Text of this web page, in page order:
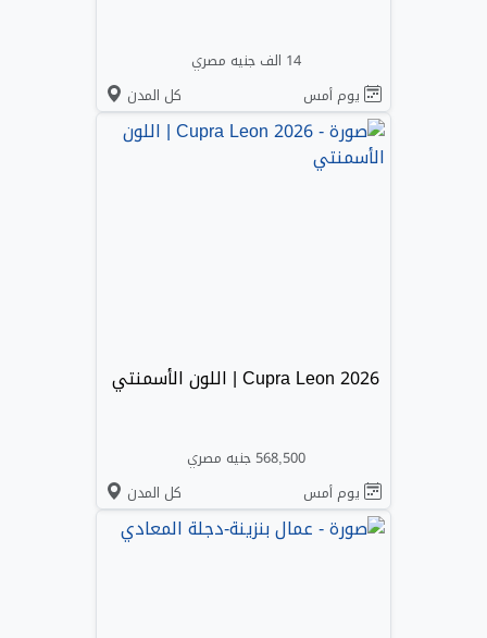
14 الف جنيه مصري
يوم أمس
كل المدن
Cupra Leon 2026 | اللون الأسمنتي
568,500 جنيه مصري
يوم أمس
كل المدن